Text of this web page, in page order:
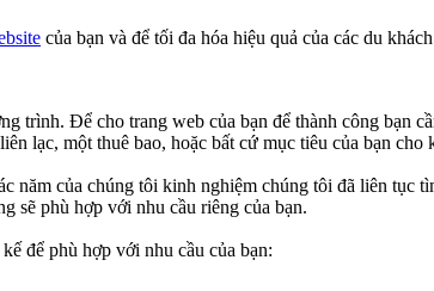
Full của bạn và để tối đa hóa hiệu quả của các du
trình. Để cho trang web của bạn để thành công bạn
lạc, một thuê bao, hoặc bất cứ mục tiêu của bạn cho
năm của chúng tôi kinh nghiệm chúng tôi đã liên tục
sẽ phù hợp với nhu cầu riêng của bạn.
để phù hợp với nhu cầu của bạn: